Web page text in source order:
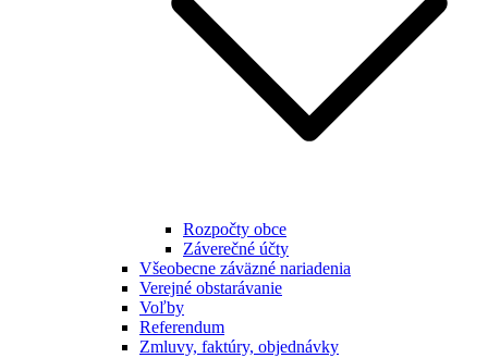
Rozpočty obce
Záverečné účty
Všeobecne záväzné nariadenia
Verejné obstarávanie
Voľby
Referendum
Zmluvy, faktúry, objednávky